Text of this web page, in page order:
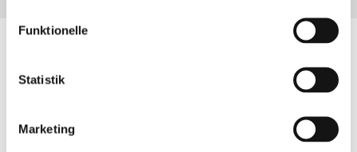
Funktionelle
Statistik
Marketing